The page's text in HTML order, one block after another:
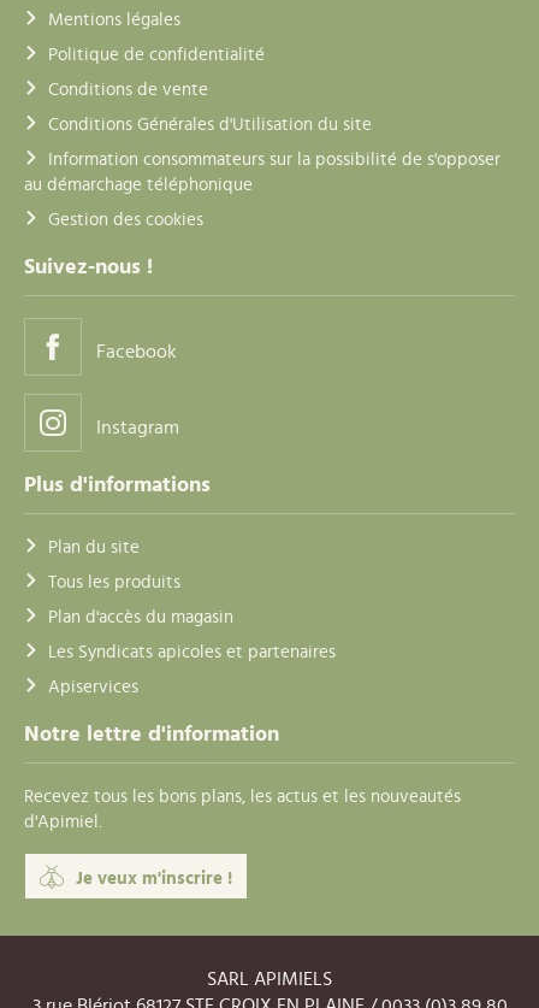
Mentions légales
Politique de confidentialité
Conditions de vente
Conditions Générales d'Utilisation du site
Information consommateurs sur la possibilité de s'opposer
au démarchage téléphonique
Gestion des cookies
Suivez-nous !
Facebook
Instagram
Plus d'informations
Plan du site
Tous les produits
Plan d'accès du magasin
Les Syndicats apicoles et partenaires
Apiservices
Notre lettre d'information
Recevez tous les bons plans, les actus et les nouveautés
d'Apimiel.
Je veux m'inscrire !
SARL APIMIELS